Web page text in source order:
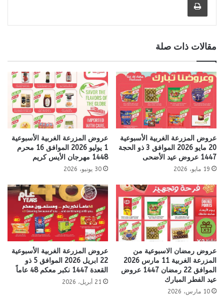
مقالات ذات صلة
عروض المزرعة الغربية الأسبوعية
20 مايو 2026 الموافق 3 ذو الحجة
1447 عروض عيد الأضحى
19 مايو، 2026
عروض المزرعة الغربية الأسبوعية
1 يوليو 2026 الموافق 16 محرم
1448 مهرجان الأيس كريم
30 يونيو، 2026
عروض رمضان الاسبوعية من
المزرعة الغربية 11 مارس 2026
الموافق 22 رمضان 1447 عروض
عيد الفطر المبارك
10 مارس، 2026
عروض المزرعة الغربية الأسبوعية
22 ابريل 2026 الموافق 5 ذو
القعدة 1447 نكبر معكم 48 عاماً
21 أبريل، 2026